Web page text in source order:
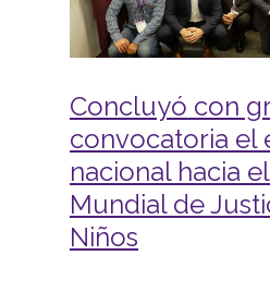
Concluyó con
convocatoria el
nacional hacia
Mundial de
Niños